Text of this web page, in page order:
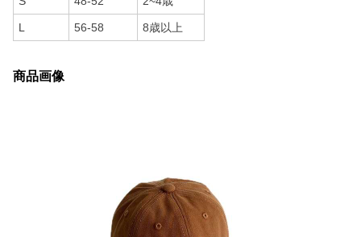
L 56-58 8歳以上
商品画像